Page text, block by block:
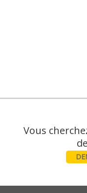
Vous